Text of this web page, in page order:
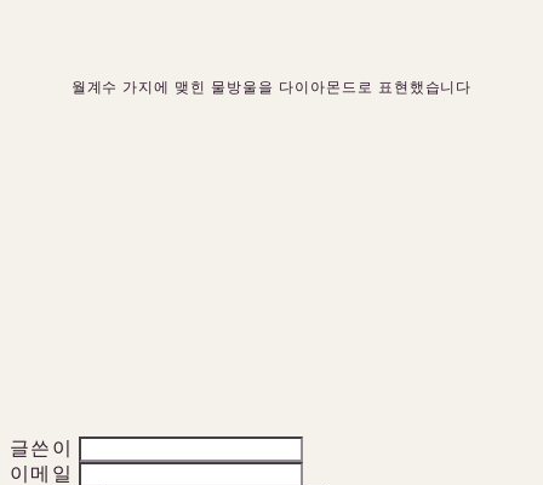
월계수 가지에 맺힌 물방울을 다이아몬드로 표현했습니다
글쓴이
이메일